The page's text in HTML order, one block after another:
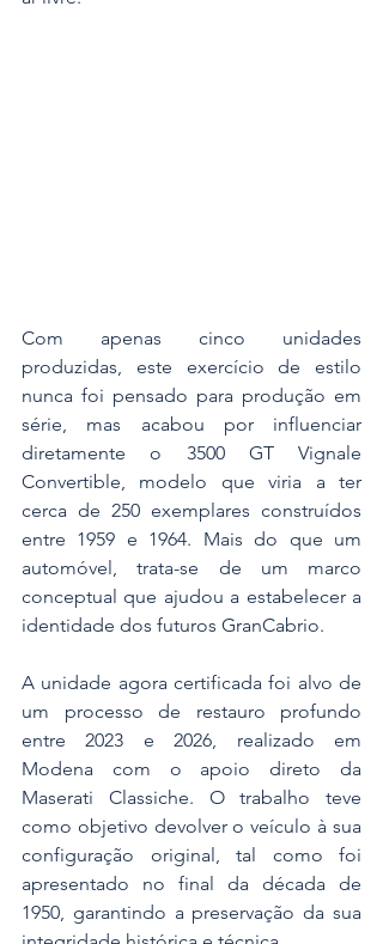
Com apenas cinco unidades
produzidas, este exercício de estilo
nunca foi pensado para produção em
série, mas acabou por influenciar
diretamente o 3500 GT Vignale
Convertible, modelo que viria a ter
cerca de 250 exemplares construídos
entre 1959 e 1964. Mais do que um
automóvel, trata-se de um marco
conceptual que ajudou a estabelecer a
identidade dos futuros GranCabrio.
A unidade agora certificada foi alvo de
um processo de restauro profundo
entre 2023 e 2026, realizado em
Modena com o apoio direto da
Maserati Classiche. O trabalho teve
como objetivo devolver o veículo à sua
configuração original, tal como foi
apresentado no final da década de
1950, garantindo a preservação da sua